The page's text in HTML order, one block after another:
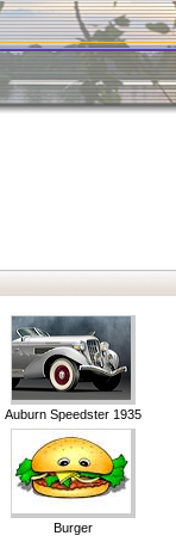
Auburn Speedster 1935
Burger